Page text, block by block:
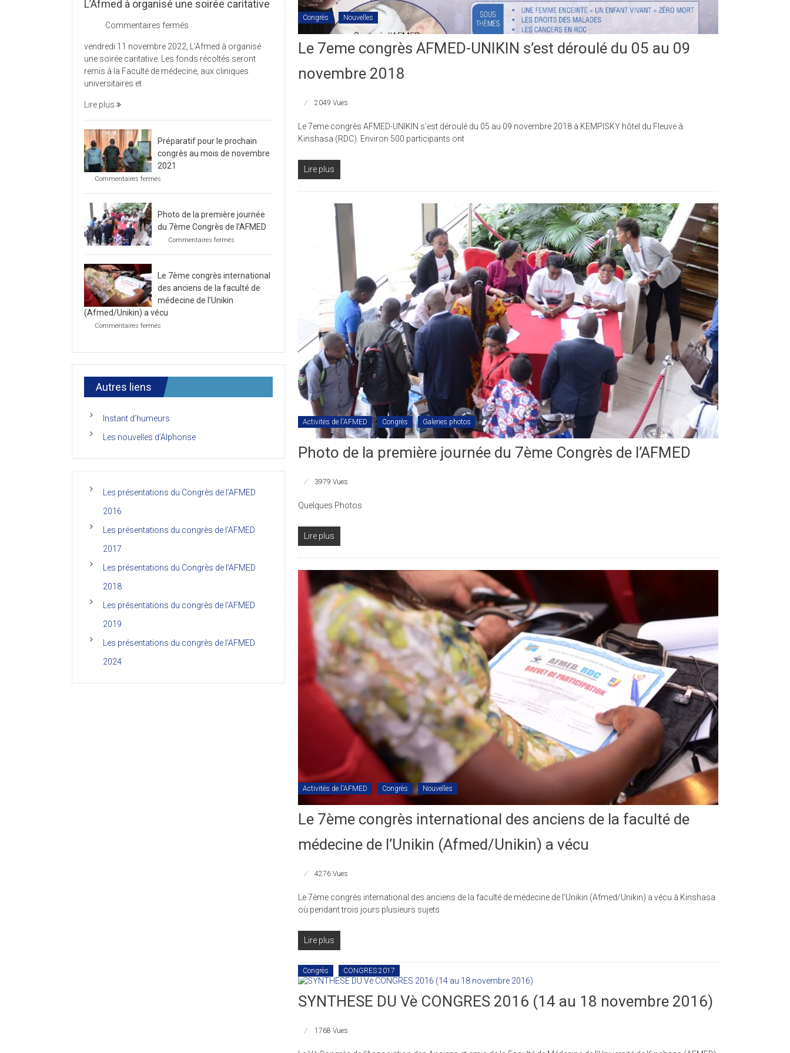
Congrès Nouvelles
Le 7eme congrès AFMED-UNIKIN s’est déroulé du 05 au 09
novembre 2018
2049 Vues
Le 7eme congrès AFMED-UNIKIN s’est déroulé du 05 au 09 novembre 2018 à KEMPISKY hôtel du Fleuve à
Kinshasa (RDC). Environ 500 participants ont
Lire plus
Activités de l'AFMED Congrès Galeries photos
Photo de la première journée du 7ème Congrès de l’AFMED
3979 Vues
Quelques Photos
Lire plus
Activités de l'AFMED Congrès Nouvelles
Le 7ème congrès international des anciens de la faculté de
médecine de l’Unikin (Afmed/Unikin) a vécu
4276 Vues
Le 7ème congrès international des anciens de la faculté de médecine de l’Unikin (Afmed/Unikin) a vécu à Kinshasa
où pendant trois jours plusieurs sujets
Lire plus
Congrès CONGRES 2017
SYNTHESE DU Vè CONGRES 2016 (14 au 18 novembre 2016)
1768 Vues
L’Afmed à organisé une soirée caritative
Commentaires fermés
à
organisé
une
vendredi 11 novembre 2022, L’Afmed à organisé
une soirée caritative. Les fonds récoltés seront
remis à la Faculté de médecine, aux cliniques
universitaires et
Lire plus
Préparatif pour le prochain
congrès au mois de novembre
2021
Commentaires fermés
prochain
congrès
mois
de
2021
Photo de la première journée
du 7ème Congrès de l’AFMED
Commentaires fermés
première
journée
Le 7ème congrès international
des anciens de la faculté de
médecine de l’Unikin
(Afmed/Unikin) a vécu
Commentaires fermés
congrès
international
anciens
de
de
de
(Afmed/Unikin)
Autres liens
Instant d’humeurs
Les nouvelles d’Alphonse
Les présentations du Congrès de l’AFMED
2016
Les présentations du congrès de l’AFMED
2017
Les présentations du Congrès de l’AFMED
2018
Les présentations du congrès de l’AFMED
2019
Les présentations du congrès de l’AFMED
2024